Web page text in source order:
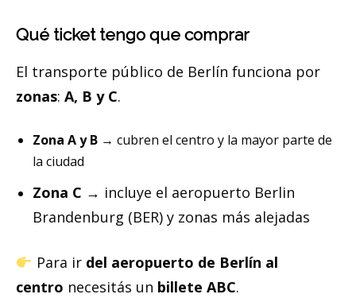
Qué ticket tengo que comprar
El transporte público de Berlín funciona por
zonas: A, B y C.
Zona A y B → cubren el centro y la mayor parte de
la ciudad
Zona C → incluye el aeropuerto Berlin
Brandenburg (BER) y zonas más alejadas
Para ir del aeropuerto de Berlín al
centro necesitás un billete ABC.